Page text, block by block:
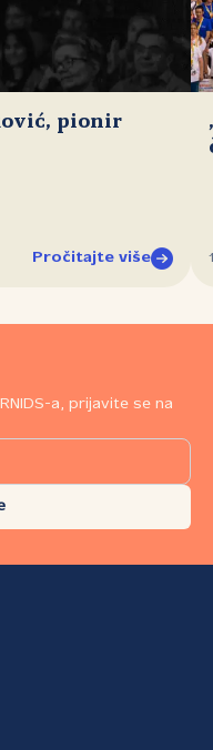
pionir
Pročitajte više
a, prijavite se na